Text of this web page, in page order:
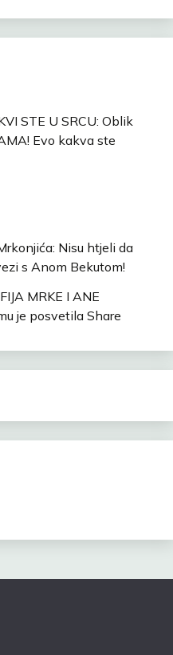
STE U SRCU: Oblik
Evo kakva ste
Nisu htjeli da
s Anom Bekutom!
MRKE I ANE
je posvetila Share